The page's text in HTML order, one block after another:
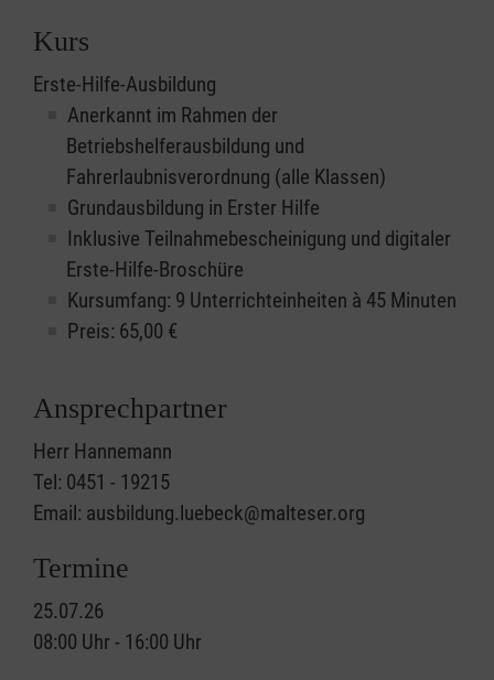
Kurs
Erste-Hilfe-Ausbildung
Anerkannt im Rahmen der
Betriebshelferausbildung und
Fahrerlaubnisverordnung (alle Klassen)
Grundausbildung in Erster Hilfe
Inklusive Teilnahmebescheinigung und digitaler
Erste-Hilfe-Broschüre
Kursumfang: 9 Unterrichteinheiten à 45 Minuten
Preis: 65,00 €
Ansprechpartner
Herr Hannemann
Tel: 0451 - 19215
Email: ausbildung.luebeck@malteser.org
Termine
25.07.26
08:00 Uhr - 16:00 Uhr